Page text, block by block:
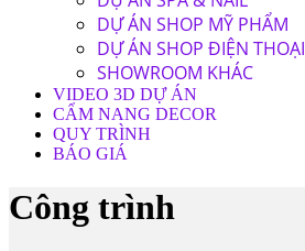
DỰ ÁN SHOP MỸ PHẨM
DỰ ÁN SHOP ĐIỆN THOẠI
SHOWROOM KHÁC
VIDEO 3D DỰ ÁN
CẨM NANG DECOR
QUY TRÌNH
BÁO GIÁ
Công trình